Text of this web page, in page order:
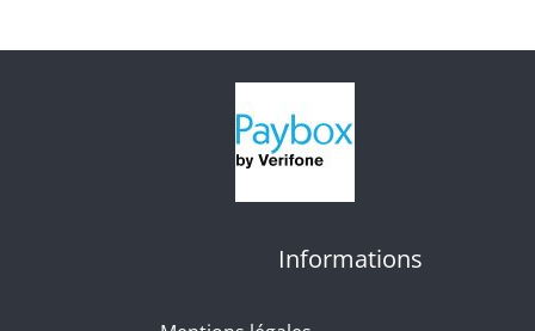
était :
30,00 €.
est :
20,23 €.
Informations